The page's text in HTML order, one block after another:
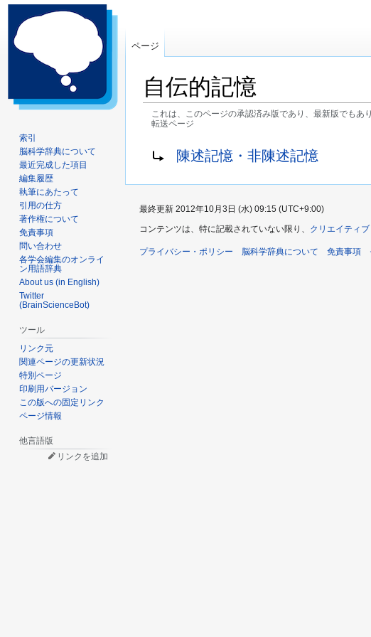
自伝的記憶
これは、このページの承認済み版であり、最新版でもあり
転送ページ
シ
ョ
に
動
転送先: 陳述記憶・非陳述記憶
ページ
索引
脳科学辞典について
最近完成した項目
編集履歴
執筆にあたって
引用の仕方
著作権について
免責事項
問い合わせ
各学会編集のオンライ
ン用語辞典
About us (in English)
Twitter
(BrainScienceBot)
ツール
リンク元
関連ページの更新状況
特別ページ
印刷用バージョン
この版への固定リンク
ページ情報
他言語版
リンクを追加
最終更新 2012年10月3日 (水) 09:15 (UTC+9:00)
コンテンツは、特に記載されていない限り、 クリエイティ
プライバシー・ポリシー 脳科学辞典について 免責事項